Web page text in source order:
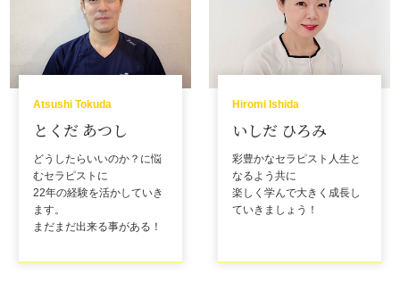
Atsushi Tokuda
とくだ あつし
どうしたらいいのか？に悩
むセラピストに
22年の経験を活かしていき
ます。
まだまだ出来る事がある！
Hiromi Ishida
いしだ ひろみ
彩豊かなセラピスト人生と
なるよう共に
楽しく学んで大きく成長し
ていきましょう！